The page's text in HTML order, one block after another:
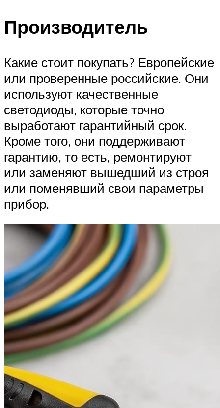
Производитель
Какие стоит покупать? Европейские
или проверенные российские. Они
используют качественные
светодиоды, которые точно
выработают гарантийный срок.
Кроме того, они поддерживают
гарантию, то есть, ремонтируют
или заменяют вышедший из строя
или поменявший свои параметры
прибор.